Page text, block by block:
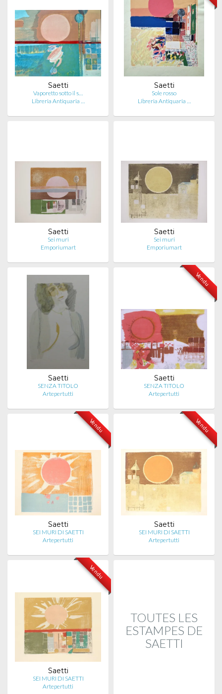
Saetti
Vaporetto sotto il s…
Libreria Antiquaria …
Saetti
Sole rosso
Libreria Antiquaria …
Saetti
Sei muri
Emporiumart
Saetti
Sei muri
Emporiumart
Saetti
SENZA TITOLO
Artepertutti
Vendu
Saetti
SENZA TITOLO
Artepertutti
Vendu
Saetti
SEI MURI DI SAETTI
Artepertutti
Vendu
Saetti
SEI MURI DI SAETTI
Artepertutti
Vendu
Saetti
SEI MURI DI SAETTI
Artepertutti
TOUTES LES
ESTAMPES DE
SAETTI